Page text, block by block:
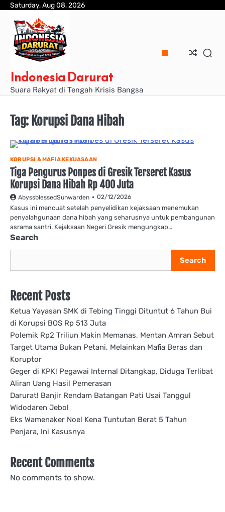
Skip
content
Saturday, Aug 08, 2026
Indonesia Darurat
Suara Rakyat di Tengah Krisis Bangsa
Tag: Korupsi Dana Hibah
KORUPSI & MAFIA KEKUASAAN
Tiga Pengurus Ponpes di Gresik Terseret Kasus
Korupsi Dana Hibah Rp 400 Juta
AbyssblessedSunwarden 02/12/2026
Kasus ini mencuat setelah penyelidikan kejaksaan menemukan
penyalahgunaan dana hibah yang seharusnya untuk pembangunan
asrama santri. Kejaksaan Negeri Gresik mengungkap…
Search
Search
Recent Posts
Ketua Yayasan SMK di Tebing Tinggi Dituntut 6 Tahun Bui
di Korupsi BOS Rp 513 Juta
Polemik Rp2 Triliun Makin Memanas, Mentan Amran Sebut
Target Utama Bukan Petani, Melainkan Mafia Beras dan
Koruptor
Geger di KPK! Pegawai Internal Ditangkap, Diduga Terlibat
Aliran Uang Hasil Pemerasan
Darurat! Banjir Rendam Batangan Pati Usai Tanggul
Widodaren Jebol
Eks Wamenaker Noel Kena Tuntutan Berat 5 Tahun
Penjara, Ini Kasusnya
Recent Comments
No comments to show.